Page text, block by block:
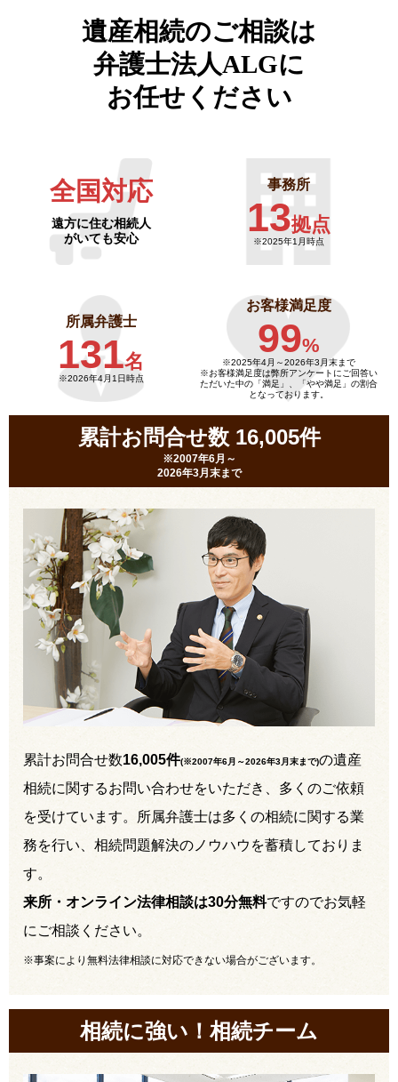
遺産相続のご相談は
弁護士法人ALGに
お任せください
全国対応
遠方に住む相続人
がいても安心
事務所
13拠点
※2025年1月時点
所属弁護士
131名
※2026年4月1日時点
お客様満足度
99%
※2025年4月～2026年3月末まで
※お客様満足度は弊所アンケートにご回答い
ただいた中の「満足」、「やや満足」の割合
となっております。
累計お問合せ数 16,005件
※2007年6月～
2026年3月末まで
累計お問合せ数16,005件(※2007年6月～2026年3月末まで)の遺産
相続に関するお問い合わせをいただき、多くのご依頼
を受けています。所属弁護士は多くの相続に関する業
務を行い、相続問題解決のノウハウを蓄積しておりま
す。
来所・オンライン法律相談は30分無料ですのでお気軽
にご相談ください。
※事案により無料法律相談に対応できない場合がございます。
相続に強い！相続チーム